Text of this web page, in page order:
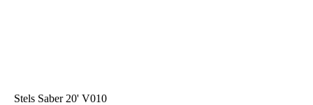
Stels Saber 20' V010